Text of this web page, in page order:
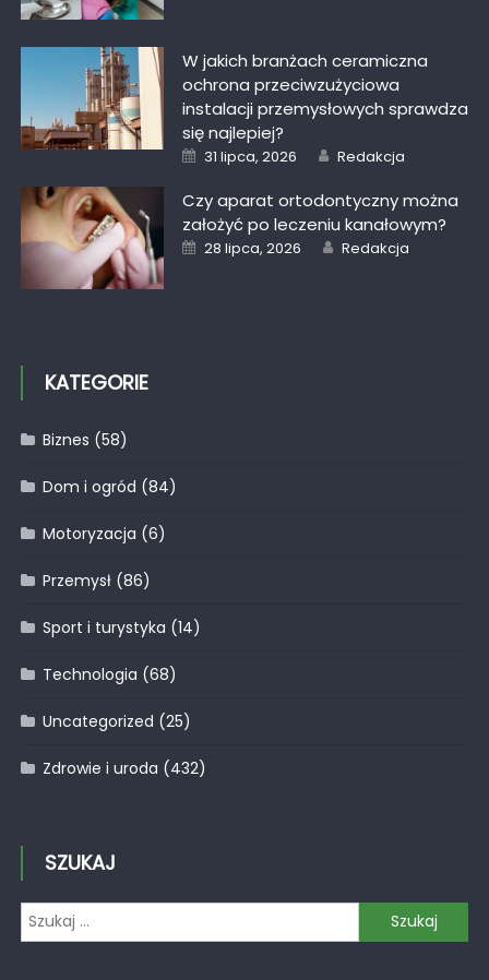
W jakich branżach ceramiczna
ochrona przeciwzużyciowa
instalacji przemysłowych sprawdza
się najlepiej?
Posted
on
31 lipca, 2026 Author
Redakcja
Czy aparat ortodontyczny można
założyć po leczeniu kanałowym?
Posted
on
28 lipca, 2026 Author
Redakcja
KATEGORIE
Biznes (58)
Dom i ogród (84)
Motoryzacja (6)
Przemysł(86)
Sport i turystyka (14)
Technologia (68)
Uncategorized (25)
Zdrowie i uroda (432)
SZUKAJ
Szukaj: